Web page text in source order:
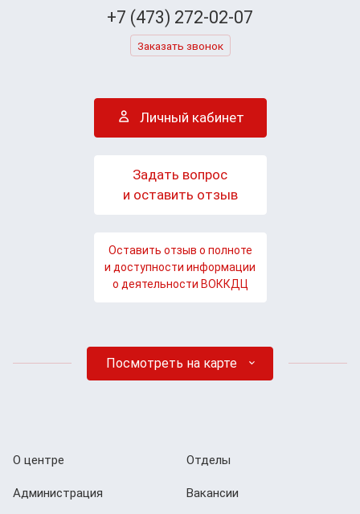
+7 (473) 272-02-07
Заказать звонок
Личный кабинет
Задать вопрос
и оставить отзыв
Оставить отзыв о полноте
и доступности информации
о деятельности ВОККДЦ
Посмотреть на карте
О центре
Администрация
Отделы
Вакансии